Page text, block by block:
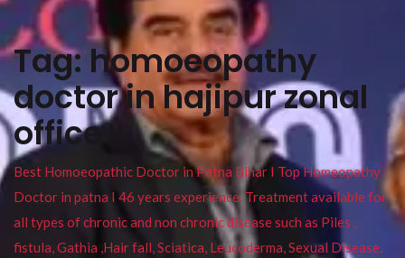
Tag: homoeopathy
doctor in hajipur zonal
office
Best Homoeopathic Doctor in Patna Bihar I Top Homeopathy
Doctor in patna I 46 years experience. Treatment available for
all types of chronic and non chronic disease such as Piles ,
fistula, Gathia ,Hair fall, Sciatica, Leucoderma, Sexual Disease,